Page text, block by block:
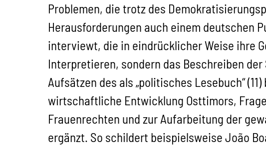
Problemen, die trotz des
Herausforderungen auch einem deutschen
interviewt, die in eindrücklicher Weise ihre
Interpretieren, sondern das Beschreiben
Aufsätzen des als „politisches Lesebuch“
wirtschaftliche Entwicklung Osttimors,
Frauenrechten und zur Aufarbeitung der
ergänzt. So schildert beispielsweise João